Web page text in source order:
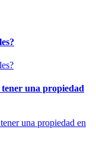
tener una propiedad